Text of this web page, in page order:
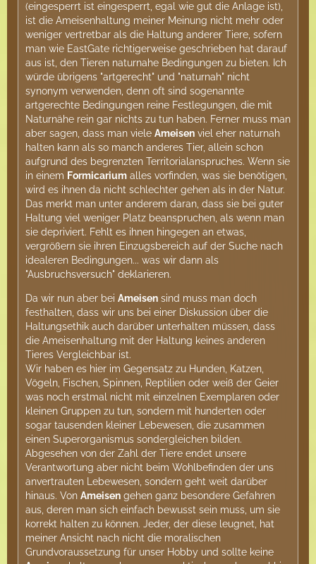
(eingesperrt ist eingesperrt, egal wie gut die Anlage ist),
ist die Ameisenhaltung meiner Meinung nicht mehr oder
weniger vertretbar als die Haltung anderer Tiere, sofern
man wie EastGate richtigerweise geschrieben hat darauf
aus ist, den Tieren naturnahe Bedingungen zu bieten. Ich
würde übrigens "artgerecht" und "naturnah" nicht
synonym verwenden, denn oft sind sogenannte
artgerechte Bedingungen reine Festlegungen, die mit
Naturnähe rein gar nichts zu tun haben. Ferner muss man
aber sagen, dass man viele Ameisen viel eher naturnah
halten kann als so manch anderes Tier, allein schon
aufgrund des begrenzten Territorialanspruches. Wenn sie
in einem Formicarium alles vorfinden, was sie benötigen,
wird es ihnen da nicht schlechter gehen als in der Natur.
Das merkt man unter anderem daran, dass sie bei guter
Haltung viel weniger Platz beanspruchen, als wenn man
sie depriviert. Fehlt es ihnen hingegen an etwas,
vergrößern sie ihren Einzugsbereich auf der Suche nach
idealeren Bedingungen... was wir dann als
"Ausbruchsversuch" deklarieren.
Da wir nun aber bei Ameisen sind muss man doch
festhalten, dass wir uns bei einer Diskussion über die
Haltungsethik auch darüber unterhalten müssen, dass
die Ameisenhaltung mit der Haltung keines anderen
Tieres Vergleichbar ist.
Wir haben es hier im Gegensatz zu Hunden, Katzen,
Vögeln, Fischen, Spinnen, Reptilien oder weiß der Geier
was noch erstmal nicht mit einzelnen Exemplaren oder
kleinen Gruppen zu tun, sondern mit hunderten oder
sogar tausenden kleiner Lebewesen, die zusammen
einen Superorganismus sondergleichen bilden.
Abgesehen von der Zahl der Tiere endet unsere
Verantwortung aber nicht beim Wohlbefinden der uns
anvertrauten Lebewesen, sondern geht weit darüber
hinaus. Von Ameisen gehen ganz besondere Gefahren
aus, deren man sich einfach bewusst sein muss, um sie
korrekt halten zu können. Jeder, der diese leugnet, hat
meiner Ansicht nach nicht die moralischen
Grundvoraussetzung für unser Hobby und sollte keine